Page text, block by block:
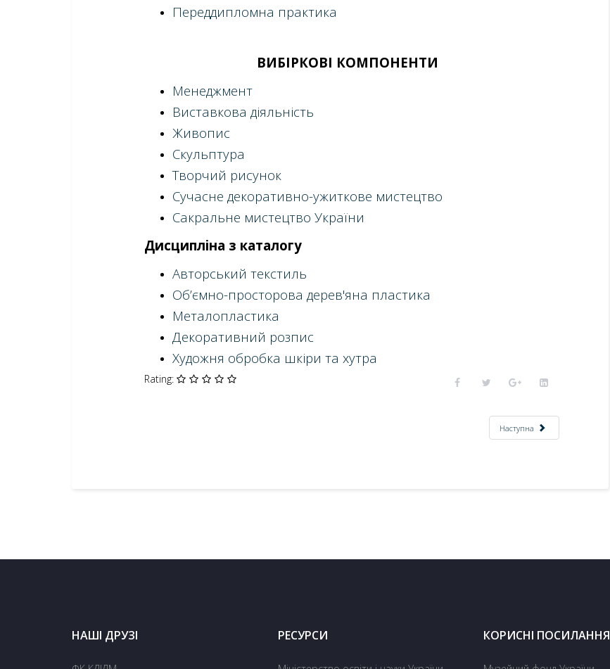
Переддипломна практика
ВИБІРКОВІ КОМПОНЕНТИ
Менеджмент
Виставкова діяльність
Живопис
Скульптура
Творчий рисунок
Сучасне декоративно-ужиткове мистецтво
Сакральне мистецтво України
Дисципліна з каталогу
Авторський текстиль
Об’ємно-просторова дерев'яна пластика
Металопластика
Декоративний розпис
Художня обробка шкіри та хутра
Rating:
Наступна
НАШІ ДРУЗІ РЕСУРСИ КОРИСНІ ПОСИЛАННЯ